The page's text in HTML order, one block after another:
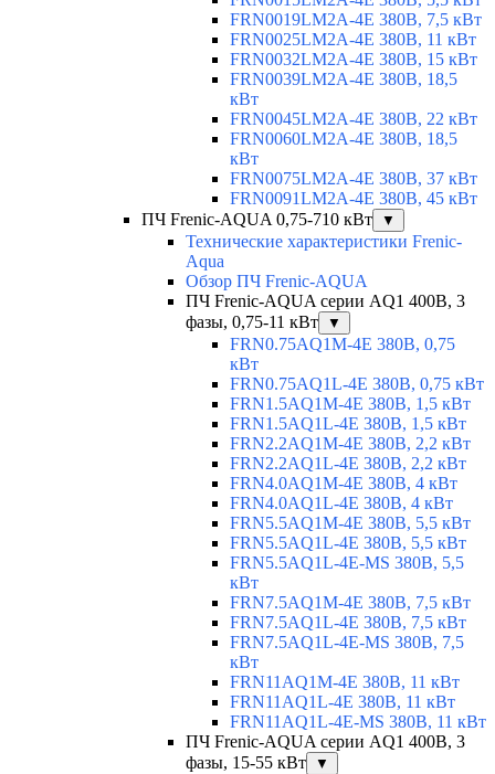
FRN0019LM2A-4E 380В, 7,5 кВт
FRN0025LM2A-4E 380В, 11 кВт
FRN0032LM2A-4E 380В, 15 кВт
FRN0039LM2A-4E 380В, 18,5
кВт
FRN0045LM2A-4E 380В, 22 кВт
FRN0060LM2A-4E 380В, 18,5
кВт
FRN0075LM2A-4E 380В, 37 кВт
FRN0091LM2A-4E 380В, 45 кВт
ПЧ Frenic-AQUA 0,75-710 кВт
▼
Технические характеристики Frenic-
Aqua
Обзор ПЧ Frenic-AQUA
ПЧ Frenic-AQUA серии AQ1 400В, 3
фазы, 0,75-11 кВт
▼
FRN0.75AQ1M-4E 380В, 0,75
кВт
FRN0.75AQ1L-4E 380В, 0,75 кВт
FRN1.5AQ1M-4E 380В, 1,5 кВт
FRN1.5AQ1L-4E 380В, 1,5 кВт
FRN2.2AQ1M-4E 380В, 2,2 кВт
FRN2.2AQ1L-4E 380В, 2,2 кВт
FRN4.0AQ1M-4E 380В, 4 кВт
FRN4.0AQ1L-4E 380В, 4 кВт
FRN5.5AQ1M-4E 380В, 5,5 кВт
FRN5.5AQ1L-4E 380В, 5,5 кВт
FRN5.5AQ1L-4E-MS 380В, 5,5
кВт
FRN7.5AQ1M-4E 380В, 7,5 кВт
FRN7.5AQ1L-4E 380В, 7,5 кВт
FRN7.5AQ1L-4E-MS 380В, 7,5
кВт
FRN11AQ1M-4E 380В, 11 кВт
FRN11AQ1L-4E 380В, 11 кВт
FRN11AQ1L-4E-MS 380В, 11 кВт
ПЧ Frenic-AQUA серии AQ1 400В, 3
фазы, 15-55 кВт
▼